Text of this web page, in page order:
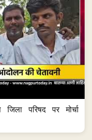
जिला परिषद पर मोर्चा